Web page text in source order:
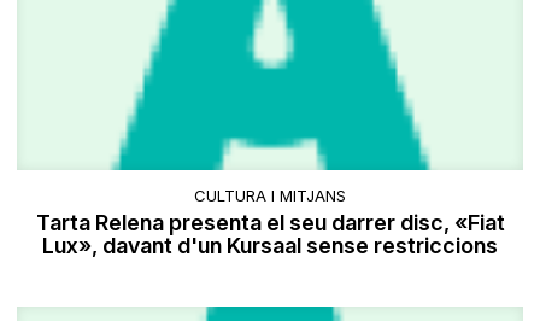
CULTURA I MITJANS
Tarta Relena presenta el seu darrer disc, «Fiat
Lux», davant d'un Kursaal sense restriccions